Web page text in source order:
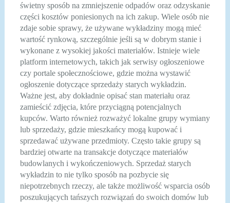
świetny sposób na zmniejszenie odpadów oraz odzyskanie
części kosztów poniesionych na ich zakup. Wiele osób nie
zdaje sobie sprawy, że używane wykładziny mogą mieć
wartość rynkową, szczególnie jeśli są w dobrym stanie i
wykonane z wysokiej jakości materiałów. Istnieje wiele
platform internetowych, takich jak serwisy ogłoszeniowe
czy portale społecznościowe, gdzie można wystawić
ogłoszenie dotyczące sprzedaży starych wykładzin.
Ważne jest, aby dokładnie opisać stan materiału oraz
zamieścić zdjęcia, które przyciągną potencjalnych
kupców. Warto również rozważyć lokalne grupy wymiany
lub sprzedaży, gdzie mieszkańcy mogą kupować i
sprzedawać używane przedmioty. Często takie grupy są
bardziej otwarte na transakcje dotyczące materiałów
budowlanych i wykończeniowych. Sprzedaż starych
wykładzin to nie tylko sposób na pozbycie się
niepotrzebnych rzeczy, ale także możliwość wsparcia osób
poszukujących tańszych rozwiązań do swoich domów lub